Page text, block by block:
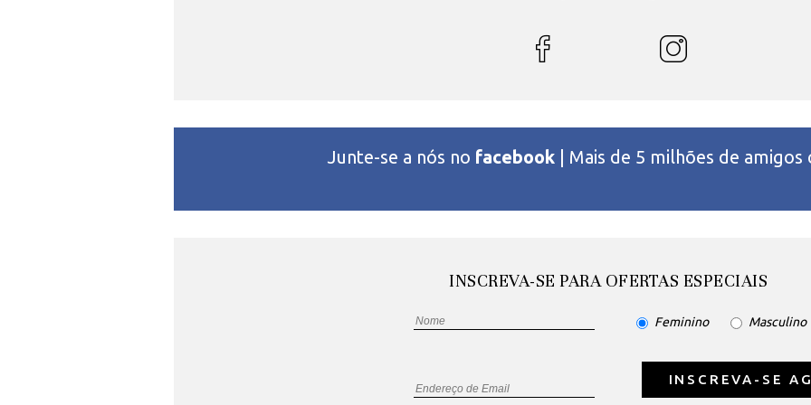
Junte-se a nós no facebook | Mais de 5 milhões de amigos
INSCREVA-SE PARA OFERTAS ESPECIAIS
Feminino Masculino
INSCREVA-SE